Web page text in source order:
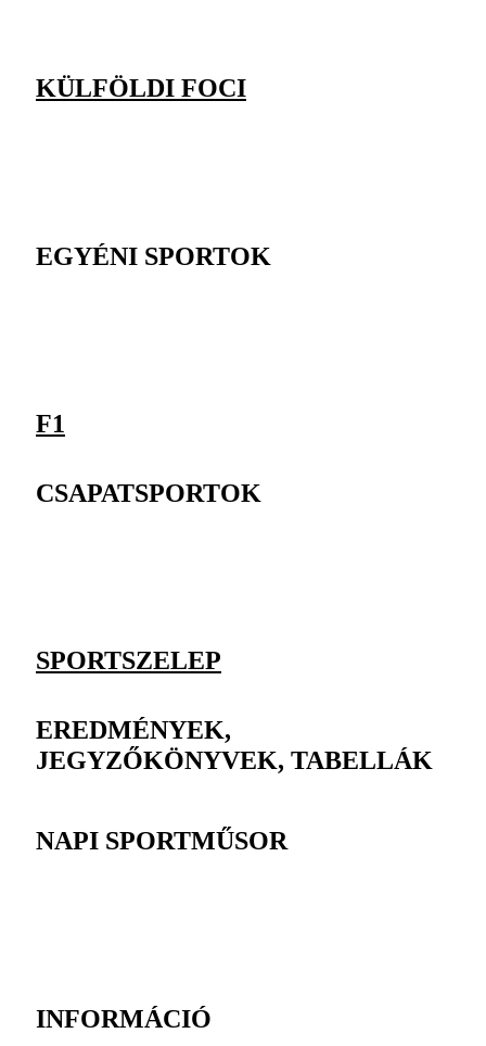
KÜLFÖLDI FOCI
EGYÉNI SPORTOK
F1
CSAPATSPORTOK
SPORTSZELEP
EREDMÉNYEK,
JEGYZŐKÖNYVEK, TABELLÁK
NAPI SPORTMŰSOR
INFORMÁCIÓ